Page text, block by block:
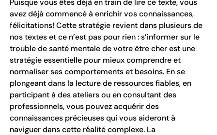
Puisque vous êtes déjà en train de lire ce texte, vous
avez déjà commencé à enrichir vos connaissances,
félicitations! Cette stratégie revient dans plusieurs de
nos textes et ce n’est pas pour rien : s’informer sur le
trouble de santé mentale de votre être cher est une
stratégie essentielle pour mieux comprendre et
normaliser ses comportements et besoins. En se
plongeant dans la lecture de ressources fiables, en
participant à des ateliers ou en consultant des
professionnels, vous pouvez acquérir des
connaissances précieuses qui vous aideront à
naviguer dans cette réalité complexe. La